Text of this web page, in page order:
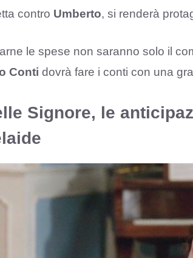
contro Umberto, si renderà
le spese non saranno solo il
Conti dovrà fare i conti con una
Signore, le